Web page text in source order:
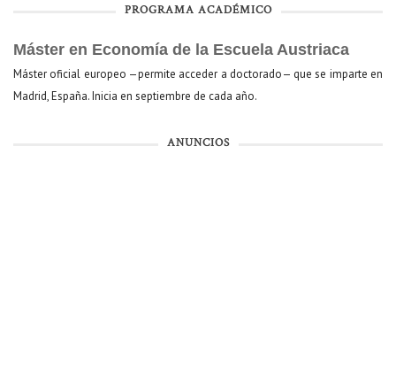
PROGRAMA ACADÉMICO
Máster en Economía de la Escuela Austriaca
Máster oficial europeo —permite acceder a doctorado— que se imparte en
Madrid, España. Inicia en septiembre de cada año.
ANUNCIOS